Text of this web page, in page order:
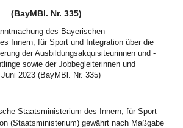
(BayMBl. Nr. 335)
des Bayerischen
Innern, für Sport und Integration über die
der Ausbildungsakquisiteurinnen und -
sowie der Jobbegleiterinnen und
2023 (BayMBl. Nr. 335)
Staatsministerium des Innern, für Sport
(Staatsministerium) gewährt nach Maßgabe